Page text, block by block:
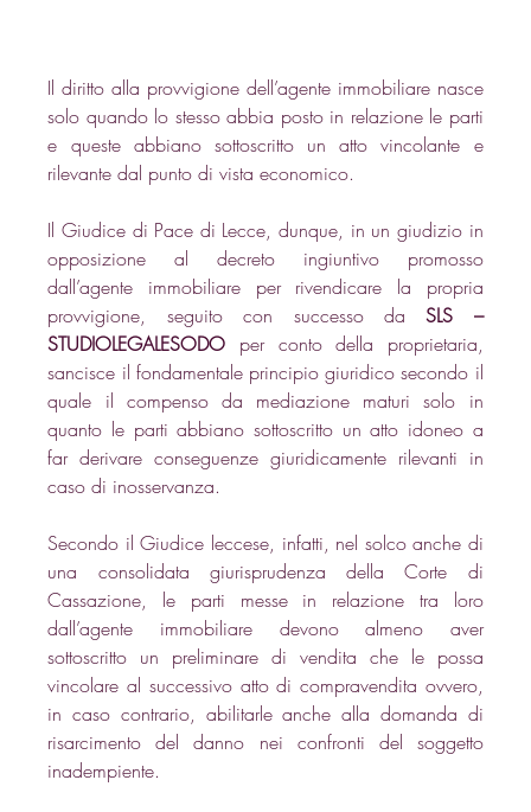
Il diritto alla provvigione dell’agente immobiliare nasce
solo quando lo stesso abbia posto in relazione le parti
e queste abbiano sottoscritto un atto vincolante e
rilevante dal punto di vista economico.
Il Giudice di Pace di Lecce, dunque, in un giudizio in
opposizione al decreto ingiuntivo promosso
dall’agente immobiliare per rivendicare la propria
provvigione, seguito con successo da SLS –
STUDIOLEGALESODO per conto della proprietaria,
sancisce il fondamentale principio giuridico secondo il
quale il compenso da mediazione maturi solo in
quanto le parti abbiano sottoscritto un atto idoneo a
far derivare conseguenze giuridicamente rilevanti in
caso di inosservanza.
Secondo il Giudice leccese, infatti, nel solco anche di
una consolidata giurisprudenza della Corte di
Cassazione, le parti messe in relazione tra loro
dall’agente immobiliare devono almeno aver
sottoscritto un preliminare di vendita che le possa
vincolare al successivo atto di compravendita ovvero,
in caso contrario, abilitarle anche alla domanda di
risarcimento del danno nei confronti del soggetto
inadempiente.